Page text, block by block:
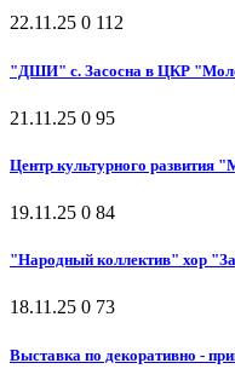
22.11.25 0 112
"ДШИ" с. Засосна в ЦКР
21.11.25 0 95
Центр культурного развития
19.11.25 0 84
"Народный коллектив" хор
18.11.25 0 73
Выставка по декоративно -